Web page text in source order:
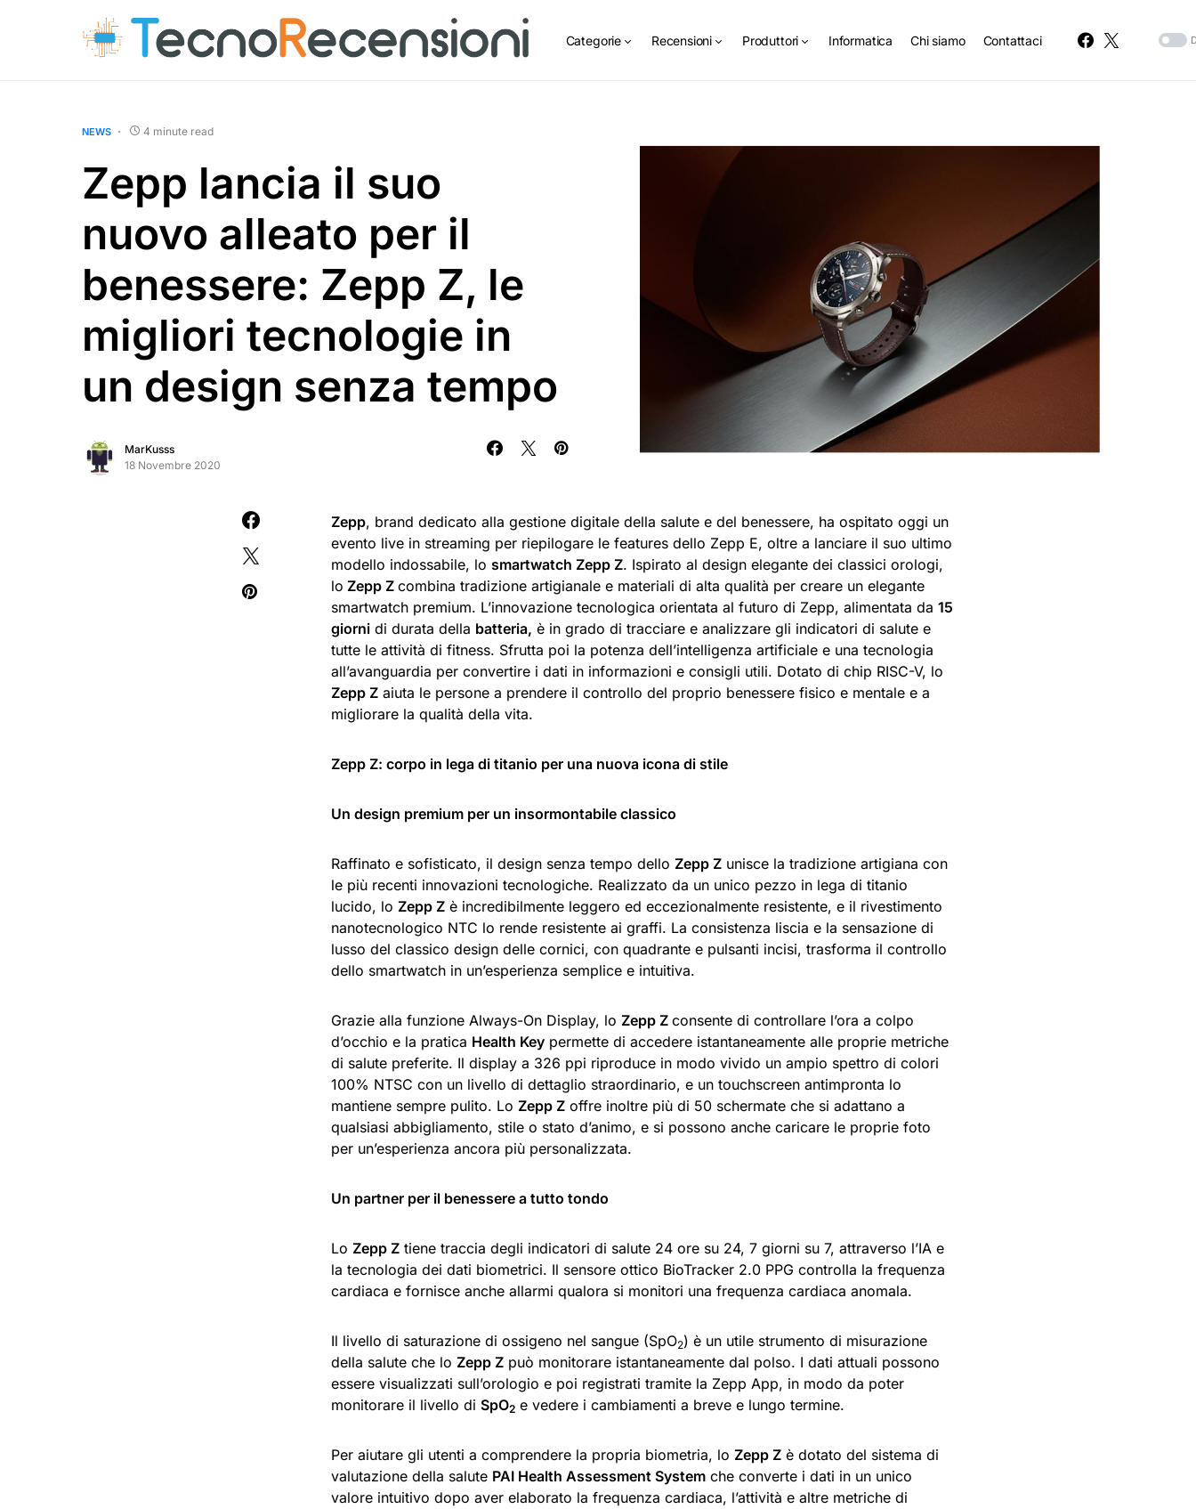
Categorie Recensioni Produttori Informatica Chi siamo Contattaci
NEWS 4 minute read
Zepp lancia il suo
nuovo alleato per il
benessere: Zepp Z, le
migliori tecnologie in
un design senza tempo
MarKusss
18 Novembre 2020
Zepp, brand dedicato alla gestione digitale della salute e del benessere, ha ospitato oggi un
evento live in streaming per riepilogare le features dello Zepp E, oltre a lanciare il suo ultimo
modello indossabile, lo smartwatch Zepp Z. Ispirato al design elegante dei classici orologi,
lo Zepp Z combina tradizione artigianale e materiali di alta qualità per creare un elegante
smartwatch premium. L’innovazione tecnologica orientata al futuro di Zepp, alimentata da 15
giorni di durata della batteria, è in grado di tracciare e analizzare gli indicatori di salute e
tutte le attività di fitness. Sfrutta poi la potenza dell’intelligenza artificiale e una tecnologia
all’avanguardia per convertire i dati in informazioni e consigli utili. Dotato di chip RISC-V, lo
Zepp Z aiuta le persone a prendere il controllo del proprio benessere fisico e mentale e a
migliorare la qualità della vita.
Zepp Z: corpo in lega di titanio per una nuova icona di stile
Un design premium per un insormontabile classico
Raffinato e sofisticato, il design senza tempo dello Zepp Z unisce la tradizione artigiana con
le più recenti innovazioni tecnologiche. Realizzato da un unico pezzo in lega di titanio
lucido, lo Zepp Z è incredibilmente leggero ed eccezionalmente resistente, e il rivestimento
nanotecnologico NTC lo rende resistente ai graffi. La consistenza liscia e la sensazione di
lusso del classico design delle cornici, con quadrante e pulsanti incisi, trasforma il controllo
dello smartwatch in un’esperienza semplice e intuitiva.
Grazie alla funzione Always-On Display, lo Zepp Z consente di controllare l’ora a colpo
d’occhio e la pratica Health Key permette di accedere istantaneamente alle proprie metriche
di salute preferite. Il display a 326 ppi riproduce in modo vivido un ampio spettro di colori
100% NTSC con un livello di dettaglio straordinario, e un touchscreen antimpronta lo
mantiene sempre pulito. Lo Zepp Z offre inoltre più di 50 schermate che si adattano a
qualsiasi abbigliamento, stile o stato d’animo, e si possono anche caricare le proprie foto
per un’esperienza ancora più personalizzata.
Un partner per il benessere a tutto tondo
Lo Zepp Z tiene traccia degli indicatori di salute 24 ore su 24, 7 giorni su 7, attraverso l’IA e
la tecnologia dei dati biometrici. Il sensore ottico BioTracker 2.0 PPG controlla la frequenza
cardiaca e fornisce anche allarmi qualora si monitori una frequenza cardiaca anomala.
Il livello di saturazione di ossigeno nel sangue (SpO2) è un utile strumento di misurazione
della salute che lo Zepp Z può monitorare istantaneamente dal polso. I dati attuali possono
essere visualizzati sull’orologio e poi registrati tramite la Zepp App, in modo da poter
monitorare il livello di SpO2 e vedere i cambiamenti a breve e lungo termine.
Per aiutare gli utenti a comprendere la propria biometria, lo Zepp Z è dotato del sistema di
valutazione della salute PAI Health Assessment System che converte i dati in un unico
valore intuitivo dopo aver elaborato la frequenza cardiaca, l’attività e altre metriche di